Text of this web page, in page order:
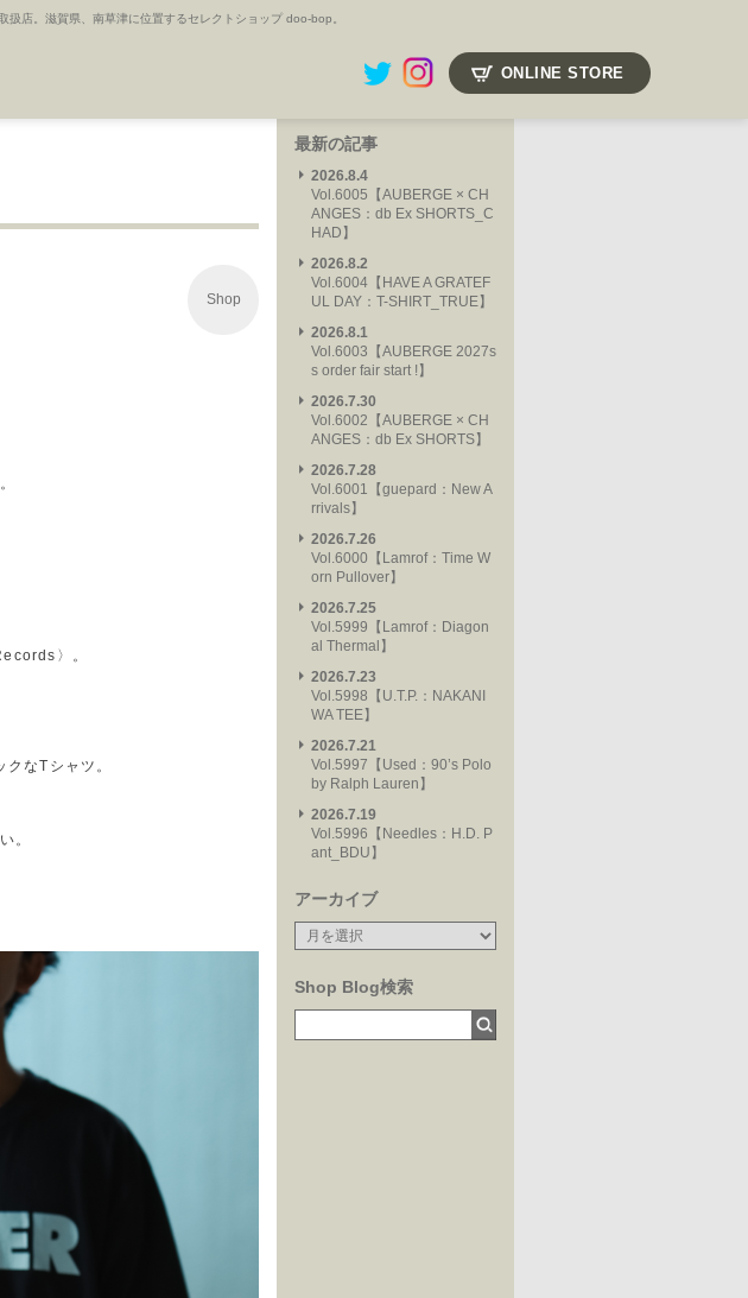
店。滋賀県、南草津に位置するセレクトショップ doo-bop。
ONLINE STORE
Shop
〉。
なTシャツ。
。
最新の記事
2026.8.4
Vol.6005【AUBERGE × CH
ANGES：db Ex SHORTS_C
HAD】
2026.8.2
Vol.6004【HAVE A GRATEF
UL DAY：T-SHIRT_TRUE】
2026.8.1
Vol.6003【AUBERGE 2027s
s order fair start !】
2026.7.30
Vol.6002【AUBERGE × CH
ANGES：db Ex SHORTS】
2026.7.28
Vol.6001【guepard：New A
rrivals】
2026.7.26
Vol.6000【Lamrof：Time W
orn Pullover】
2026.7.25
Vol.5999【Lamrof：Diagon
al Thermal】
2026.7.23
Vol.5998【U.T.P.：NAKANI
WA TEE】
2026.7.21
Vol.5997【Used：90’s Polo
by Ralph Lauren】
2026.7.19
Vol.5996【Needles：H.D. P
ant_BDU】
アーカイブ
Shop Blog検索